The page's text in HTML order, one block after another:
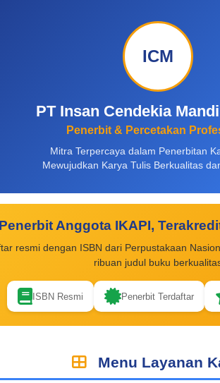
ICM
PT Insan Cendekia
Penerbit & Percetakan
Mitra Terpercaya dalam Penerbitan
Mewujudkan Karya Tulis Berkualitas
Anggota IKAPI,
resmi dengan ISBN dari Perpustakaan
ribuan judul buku
ISBN Resmi Penerbit Terdaftar
Menu Layanan